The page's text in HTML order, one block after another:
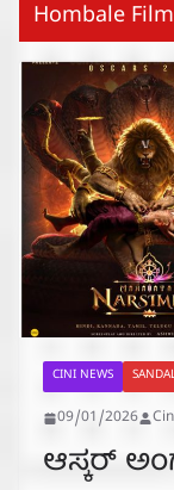
Hombale
CINI NEWS
09/01/2026
ಆಸ್ಕರ್